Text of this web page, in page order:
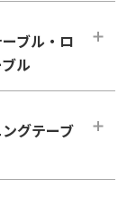
ボード
ボード
未満
未満
ブル・ロ
ル
グテーブ